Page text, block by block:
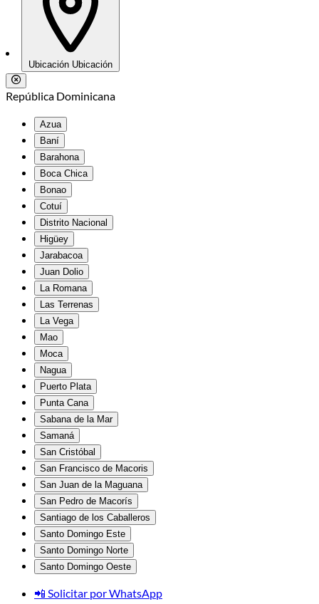
Ubicación Ubicación
República Dominicana
Azua
Baní
Barahona
Boca Chica
Bonao
Cotuí
Distrito Nacional
Higüey
Jarabacoa
Juan Dolio
La Romana
Las Terrenas
La Vega
Mao
Moca
Nagua
Puerto Plata
Punta Cana
Sabana de la Mar
Samaná
San Cristóbal
San Francisco de Macoris
San Juan de la Maguana
San Pedro de Macorís
Santiago de los Caballeros
Santo Domingo Este
Santo Domingo Norte
Santo Domingo Oeste
📲 Solicitar por WhatsApp